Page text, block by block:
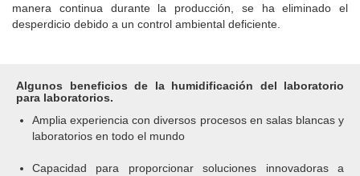
manera continua durante la producción, se ha eliminado el
desperdicio debido a un control ambiental deficiente.
Algunos beneficios de la humidificación del laboratorio
para laboratorios.
Amplia experiencia con diversos procesos en salas blancas y
laboratorios en todo el mundo
Capacidad para proporcionar soluciones innovadoras a